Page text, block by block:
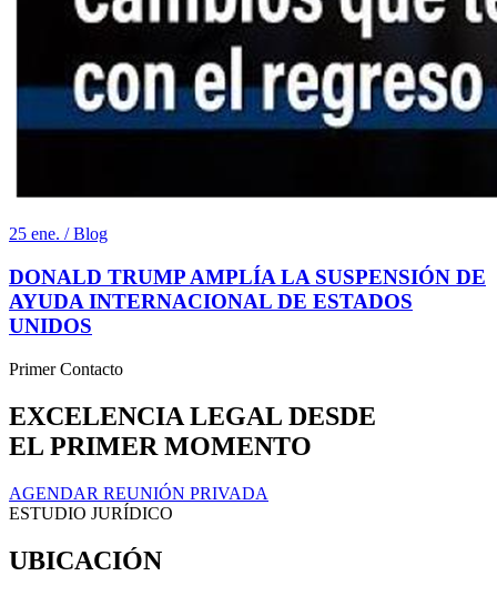
25 ene. / Blog
DONALD TRUMP AMPLÍA LA SUSPENSIÓN DE
AYUDA INTERNACIONAL DE ESTADOS
UNIDOS
Primer Contacto
EXCELENCIA LEGAL DESDE
EL PRIMER MOMENTO
AGENDAR REUNIÓN PRIVADA
ESTUDIO JURÍDICO
UBICACIÓN